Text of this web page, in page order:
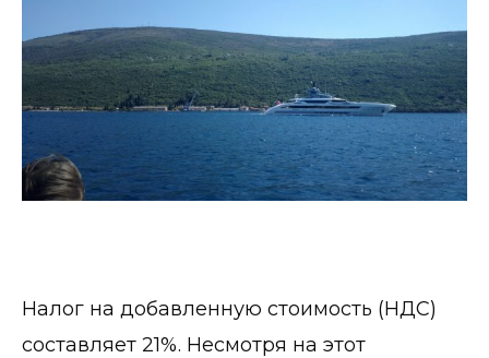
Налог на добавленную стоимость (НДС)
составляет 21%. Несмотря на этот